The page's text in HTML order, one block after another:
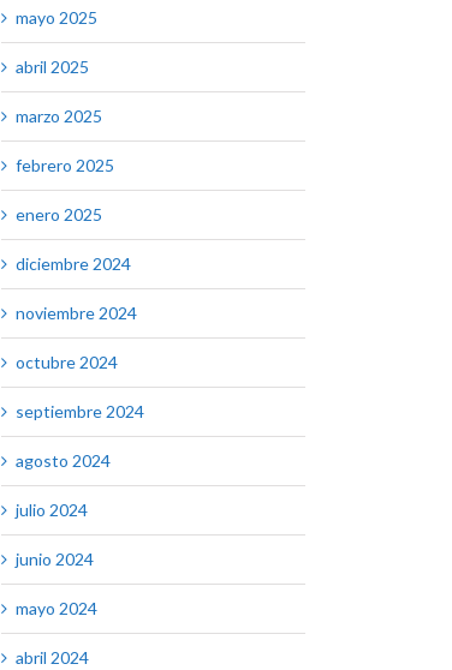
mayo 2025
abril 2025
marzo 2025
febrero 2025
enero 2025
diciembre 2024
noviembre 2024
octubre 2024
septiembre 2024
agosto 2024
julio 2024
junio 2024
mayo 2024
abril 2024